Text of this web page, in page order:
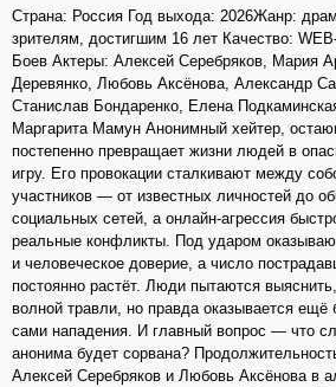
Страна: Россия Год выхода: 2026Жанр:
зрителям, достигшим 16 лет Качество:
Боев Актеры: Алексей Серебряков, Мария
Деревянко, Любовь Аксёнова, Александр
Станислав Бондаренко, Елена
Маргарита Мамун Анонимный хейтер,
постепенно превращает жизни людей в
игру. Его провокации сталкивают между
участников — от известных личностей до
социальных сетей, а онлайн-агрессия
реальные конфликты. Под ударом
и человеческое доверие, а число
постоянно растёт. Люди пытаются
волной травли, но правда оказывается
сами нападения. И главный вопрос — что
анонима будет сорвана?
Алексей Серебряков и Любовь Аксёнова в